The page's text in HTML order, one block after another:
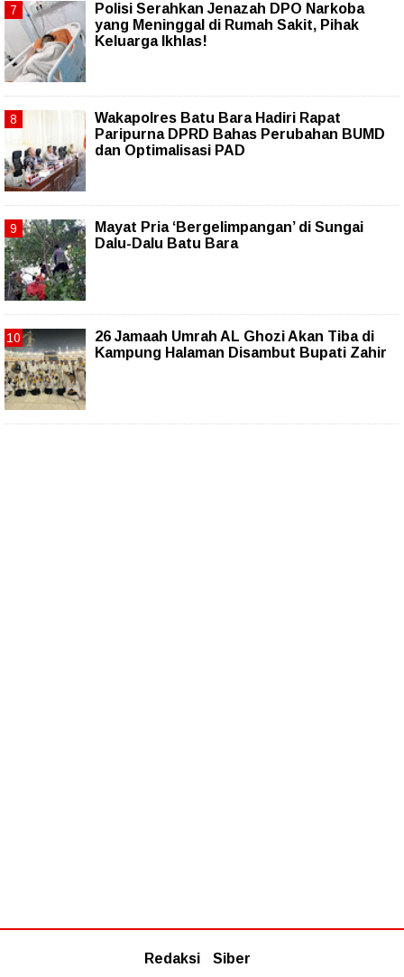
Polisi Serahkan Jenazah DPO Narkoba
yang Meninggal di Rumah Sakit, Pihak
Keluarga Ikhlas!
Wakapolres Batu Bara Hadiri Rapat
Paripurna DPRD Bahas Perubahan BUMD
dan Optimalisasi PAD
Mayat Pria ‘Bergelimpangan’ di Sungai
Dalu-Dalu Batu Bara
26 Jamaah Umrah AL Ghozi Akan Tiba di
Kampung Halaman Disambut Bupati Zahir
Redaksi Siber